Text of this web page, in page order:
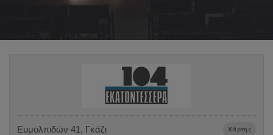
Ευμολπιδών 41, Γκάζι Χάρτης